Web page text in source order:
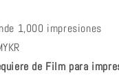
002
Artista®
1,000 impresiones
de Film para